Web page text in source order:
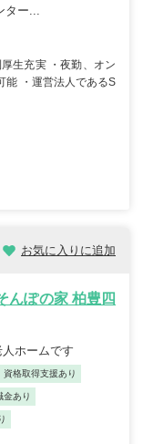
ター...
生充実 ・夜勤、オン
能 ・運営法人であるS
お気に入りに追加
んぽの家 柏豊四
ホームです
資格取得支援あり
金あり